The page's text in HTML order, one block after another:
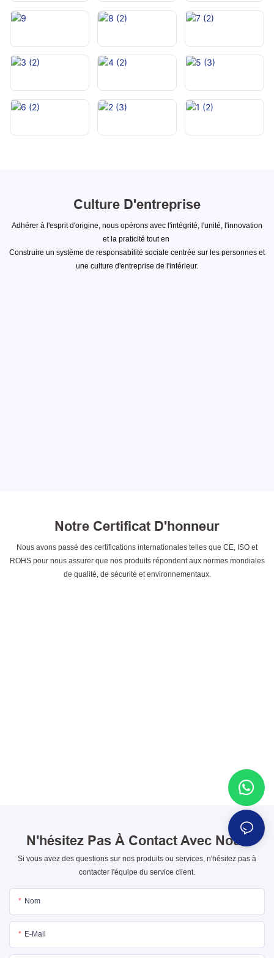
Culture D'entreprise
Adhérer à l'esprit d'origine, nous opérons avec l'intégrité, l'unité, l'innovation
et la praticité tout en
Construire un système de responsabilité sociale centrée sur les personnes et
une culture d'entreprise de l'intérieur.
Notre Certificat D'honneur
Nous avons passé des certifications internationales telles que CE, ISO et
ROHS pour nous assurer que nos produits répondent aux normes mondiales
de qualité, de sécurité et environnementaux.
N'hésitez Pas À Contact Avec Nous
Si vous avez des questions sur nos produits ou services, n'hésitez pas à
contacter l'équipe du service client.
Nom
E-Mail